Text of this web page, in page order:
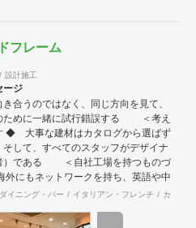
フレーム
設計施工
ージ
うのではなく、同じ方向を見て、
ために一緒に試行錯誤する ＜考え
◆ 大事な建材はカタログから選ばず
して、すべてのスタッフがデザイナ
）である ＜自社工場を持つものづ
にもネットワークを持ち、英語や中
ちが、海外から国内への出店をスム
の案件、施工案件、造作物制作など、
ダイニング・バー イタリアン・フレンチ カフェ